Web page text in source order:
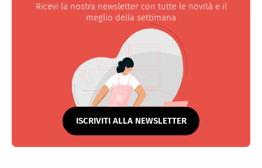
Ricevi la nostra newsletter con tutte le novità e il
meglio della settimana
ISCRIVITI ALLA NEWSLETTER